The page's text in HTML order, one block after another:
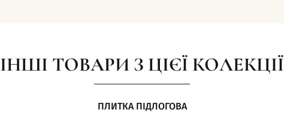
ІНШІ ТОВАРИ З ЦІЄЇ КОЛЕКЦІЇ
ПЛИТКА ПІДЛОГОВА